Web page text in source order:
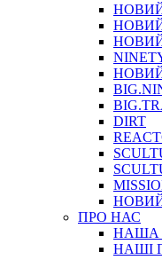
НОВИЙ
НОВИЙ
НОВИЙ
НОВИЙ
DIRT
НОВИЙ
ПРО НАС
НАША
НАШI